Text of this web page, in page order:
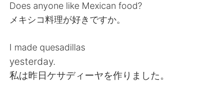
Português
English
Does anyone like Mexican food?
メキシコ料理が好きですか。
I made quesadillas
yesterday.
私は昨日ケサディーヤを作りました。